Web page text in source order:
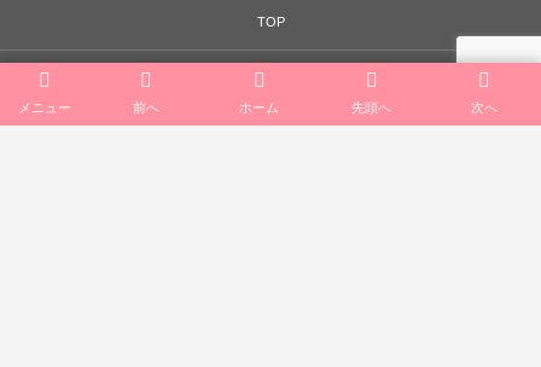
TOP
会社案内
メニュー 前へ ホーム 先頭へ 次へ